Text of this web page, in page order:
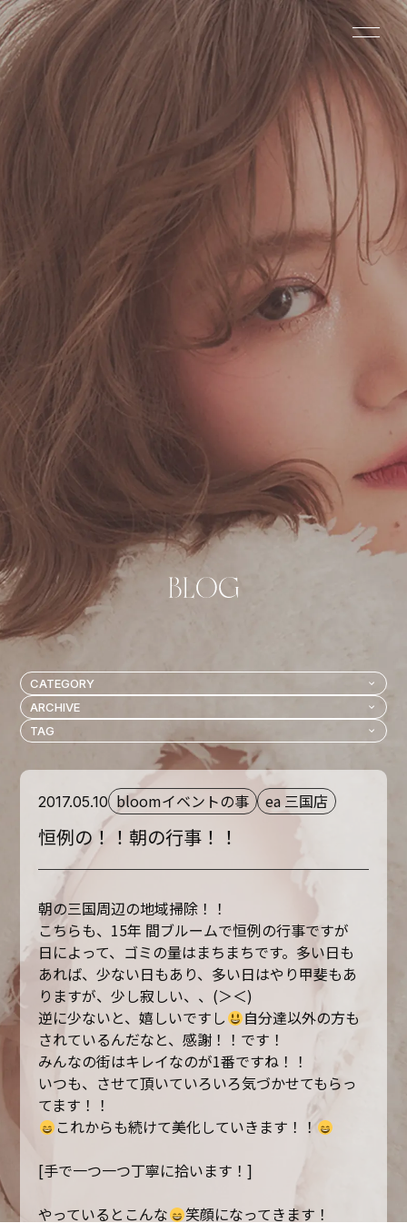
2017.05.10 bloomイベントの事 ea 三国店
恒例の！！朝の行事！！
朝の三国周辺の地域掃除！！
こちらも、15年 間ブルームで恒例の行事ですが
日によって、ゴミの量はまちまちです。多い日も
あれば、少ない日もあり、多い日はやり甲斐もあ
りますが、少し寂しい、、(＞＜)
逆に少ないと、嬉しいですし
自分達以外の方も
されているんだなと、感謝！！です！
みんなの街はキレイなのが1番ですね！！
いつも、させて頂いていろいろ気づかせてもらっ
てます！！
これからも続けて美化していきます！！
[手で一つ一つ丁寧に拾います！]
やっているとこんな
笑顔になってきます！